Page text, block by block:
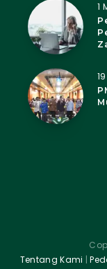
1
Tentang Kami |